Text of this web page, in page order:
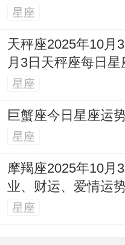
星座
天秤座2025年10月
月3日天秤座每日星
星座
巨蟹座今日星座运
星座
摩羯座2025年10月
业、财运、爱情运
星座